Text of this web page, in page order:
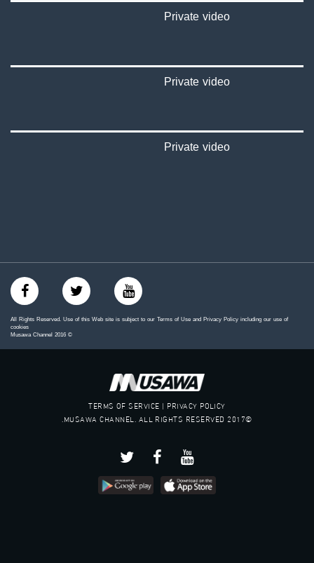
Private video
Private video
Private video
All Rights Reserved. Use of this Web site is subject to our Terms of Use and Privacy Policy including our use of
cookies
©
2016
TERMS OF SERVICE | PRIVACY POLICY
©2017 MUSAWA CHANNEL. ALL RIGHTS RESERVED.